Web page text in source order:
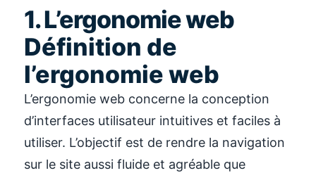
1. L’ergonomie web
Définition de
l’ergonomie web
L’ergonomie web concerne la conception
d’interfaces utilisateur intuitives et faciles à
utiliser. L’objectif est de rendre la navigation
sur le site aussi fluide et agréable que